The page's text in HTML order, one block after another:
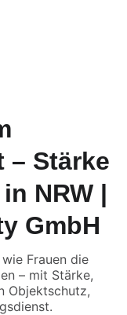
– Stärke
NRW |
GmbH
Frauen die
– mit Stärke,
Objektschutz,